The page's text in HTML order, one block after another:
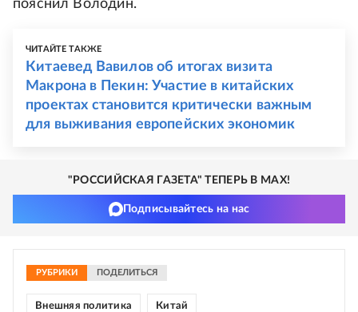
пояснил Володин.
ЧИТАЙТЕ ТАКЖЕ
Китаевед Вавилов об итогах визита
Макрона в Пекин: Участие в китайских
проектах становится критически важным
для выживания европейских экономик
"РОССИЙСКАЯ ГАЗЕТА" ТЕПЕРЬ В MAX!
Подписывайтесь на нас
РУБРИКИ ПОДЕЛИТЬСЯ
Внешняя политика Китай